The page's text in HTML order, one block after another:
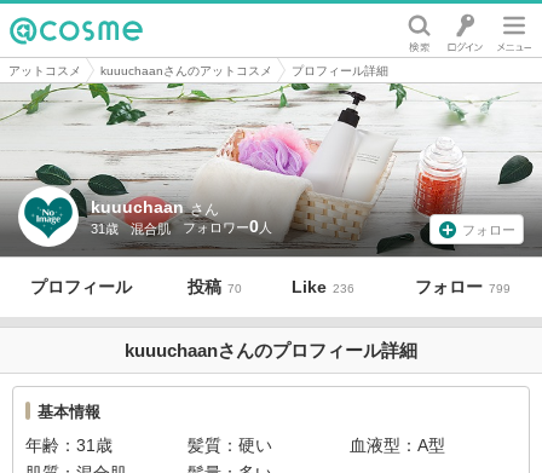
@cosme
アットコスメ kuuuchaanさんのアットコスメ プロフィール詳細
kuuuchaan さん
31歳 混合肌 0 フォロー
プロフィール 投稿 70 Like 236 フォロー 799
kuuuchaanさんのプロフィール詳細
基本情報
年齢 31歳 髪質 硬い 血液型
A型